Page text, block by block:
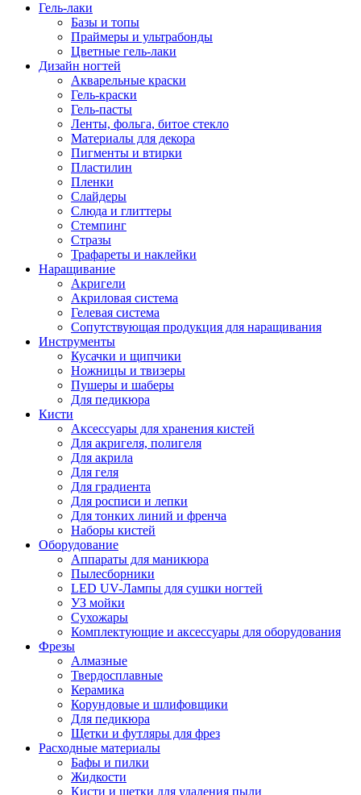
Гель-лаки
Базы и топы
Праймеры и ультрабонды
Цветные гель-лаки
Дизайн ногтей
Акварельные краски
Гель-краски
Гель-пасты
Ленты, фольга, битое стекло
Материалы для декора
Пигменты и втирки
Пластилин
Пленки
Слайдеры
Слюда и глиттеры
Стемпинг
Стразы
Трафареты и наклейки
Наращивание
Акригели
Акриловая система
Гелевая система
Сопутствующая продукция для наращивания
Инструменты
Кусачки и щипчики
Ножницы и твизеры
Пушеры и шаберы
Для педикюра
Кисти
Аксессуары для хранения кистей
Для акригеля, полигеля
Для акрила
Для геля
Для градиента
Для росписи и лепки
Для тонких линий и френча
Наборы кистей
Оборудование
Аппараты для маникюра
Пылесборники
LED UV-Лампы для сушки ногтей
УЗ мойки
Сухожары
Комплектующие и аксессуары для оборудования
Фрезы
Алмазные
Твердосплавные
Керамика
Корундовые и шлифовщики
Для педикюра
Щетки и футляры для фрез
Расходные материалы
Бафы и пилки
Жидкости
Кисти и щетки для удаления пыли